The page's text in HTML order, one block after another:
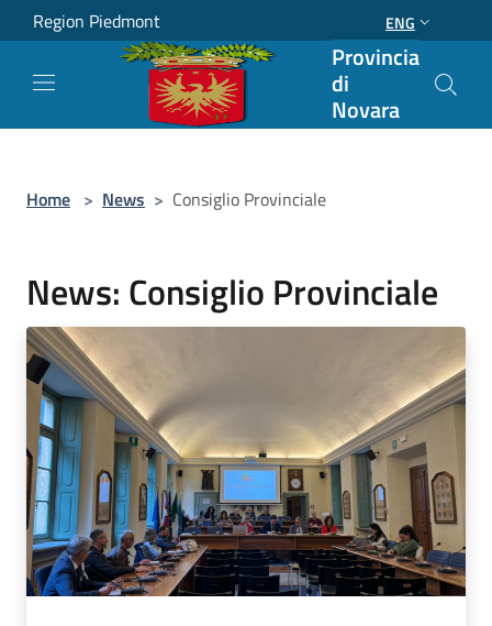
Salta al contenuto principale
Region Piedmont ENG
Provincia
di
Novara
Home > News > Consiglio Provinciale
News: Consiglio Provinciale